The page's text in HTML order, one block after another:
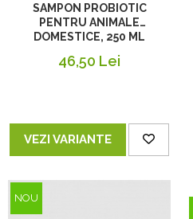
SAMPON PROBIOTIC
PENTRU ANIMALE
DOMESTICE, 250 ML
46,50 Lei
VEZI VARIANTE
NOU